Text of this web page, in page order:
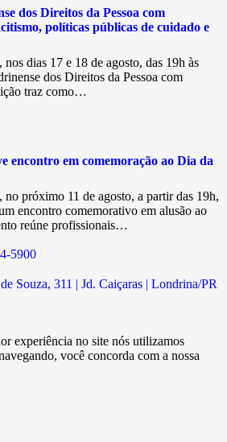
dos Direitos da Pessoa com
políticas públicas de cuidado e
dias 17 e 18 de agosto, das 19h às
dos Direitos da Pessoa com
traz como…
encontro em comemoração ao Dia da
próximo 11 de agosto, a partir das 19h,
encontro comemorativo em alusão ao
reúne profissionais…
5900
Souza, 311 | Jd. Caiçaras | Londrina/PR
experiência no site nós utilizamos
você concorda com a nossa